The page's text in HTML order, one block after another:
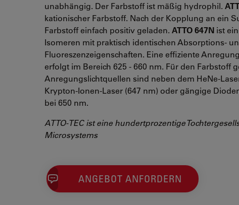
unabhängig. Der Farbstoff ist mäßig hydrophil.
kationischer Farbstoff. Nach der Kopplung an ein
Farbstoff einfach positiv geladen. ATTO 647N ist
Isomeren mit praktisch identischen Absorptions-
Fluoreszenzeigenschaften. Eine effiziente
erfolgt im Bereich 625 - 660 nm. Für den Farbstoff
Anregungslichtquellen sind neben dem HeNe-
Krypton-Ionen-Laser (647 nm) oder gängige
bei 650 nm.
ATTO-TEC ist eine hundertprozentige
Microsystems
ANGEBOT ANFORDERN